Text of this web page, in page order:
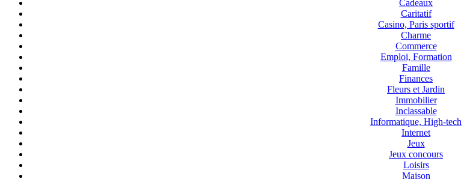
Cadeaux
Caritatif
Casino, Paris sportif
Charme
Commerce
Emploi, Formation
Famille
Finances
Fleurs et Jardin
Immobilier
Inclassable
Informatique, High-tech
Internet
Jeux
Jeux concours
Loisirs
Maison